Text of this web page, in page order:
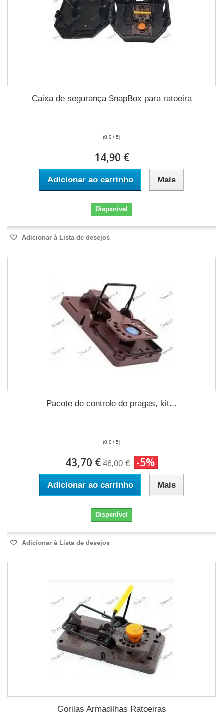
Caixa de segurança SnapBox para ratoeira
(0.0 / 5)
14,90 €
Adicionar ao carrinho Mais
Disponível
Adicionar à Lista de desejos
Pacote de controle de pragas, kit...
(0.0 / 5)
43,70 € 46,00 € -5%
Adicionar ao carrinho Mais
Disponível
Adicionar à Lista de desejos
Gorilas Armadilhas Ratoeiras